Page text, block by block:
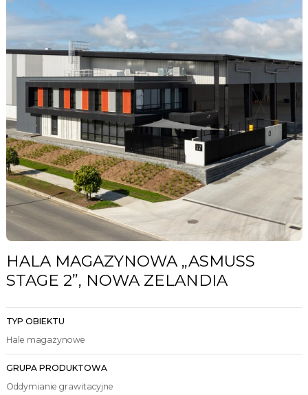
HALA MAGAZYNOWA „ASMUSS
STAGE 2”, NOWA ZELANDIA
TYP OBIEKTU
Hale magazynowe
GRUPA PRODUKTOWA
Oddymianie grawitacyjne